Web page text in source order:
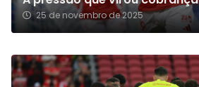
25 de novembro de 2025